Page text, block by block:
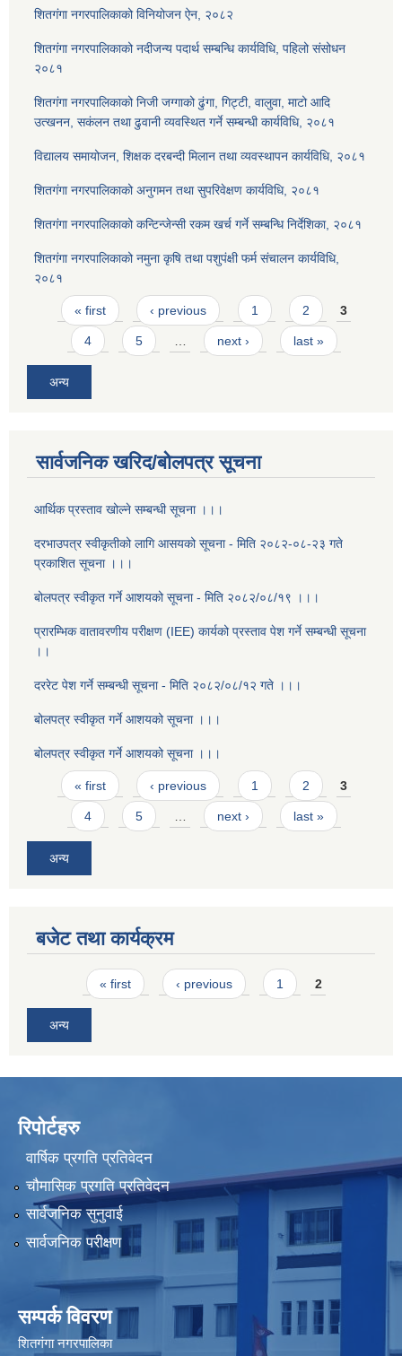
शितगंगा नगरपालिकाको विनियोजन ऐन, २०८२
शितगंगा नगरपालिकाको नदीजन्य पदार्थ सम्बन्धि कार्यविधि, पहिलो संसोधन
२०८१
शितगंगा नगरपालिकाको निजी जग्गाको ढुंगा, गिट्टी, वालुवा, माटो आदि
उत्खनन, सकंलन तथा ढुवानी व्यवस्थित गर्ने सम्बन्धी कार्यविधि, २०८१
विद्यालय समायोजन, शिक्षक दरबन्दी मिलान तथा व्यवस्थापन कार्यविधि, २०८१
शितगंगा नगरपालिकाको अनुगमन तथा सुपरिवेक्षण कार्यविधि, २०८१
शितगंगा नगरपालिकाको कन्टिन्जेन्सी रकम खर्च गर्ने सम्बन्धि निर्देशिका, २०८१
शितगंगा नगरपालिकाको नमुना कृषि तथा पशुपंक्षी फर्म संचालन कार्यविधि,
२०८१
Pages
« first ‹ previous 1 2 3
4 5 next › last »
अन्य
सार्वजनिक खरिद/बोलपत्र सूचना
आर्थिक प्रस्ताव खोल्ने सम्बन्धी सूचना ।।।
दरभाउपत्र स्वीकृतीको लागि आसयको सूचना - मिति २०८२-०८-२३ गते
प्रकाशित सूचना ।।।
बोलपत्र स्वीकृत गर्ने आशयको सूचना - मिति २०८२/०८/१९ ।।।
प्रारम्भिक वातावरणीय परीक्षण (IEE) कार्यको प्रस्ताव पेश गर्ने सम्बन्धी सूचना
।।
दररेट पेश गर्ने सम्बन्धी सूचना - मिति २०८२/०८/१२ गते ।।।
बोलपत्र स्वीकृत गर्ने आशयको सूचना ।।।
बोलपत्र स्वीकृत गर्ने आशयको सूचना ।।।
Pages
« first ‹ previous 1 2 3
4 5 … next › last »
अन्य
बजेट तथा कार्यक्रम
Pages« first ‹ previous 1 2
अन्य
रिपोर्टहरु
वार्षिक प्रगति प्रतिवेदन
चौमासिक प्रगति प्रतिवेदन
सार्वजनिक सुनुवाई
सार्वजनिक परीक्षण
सम्पर्क विवरण
शितगंगा नगरपालिका